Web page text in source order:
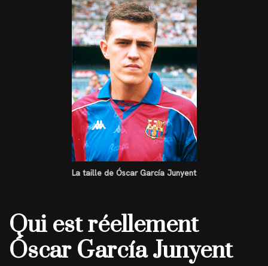
La taille de Óscar García Junyent
Qui est réellement
Óscar García Junyent